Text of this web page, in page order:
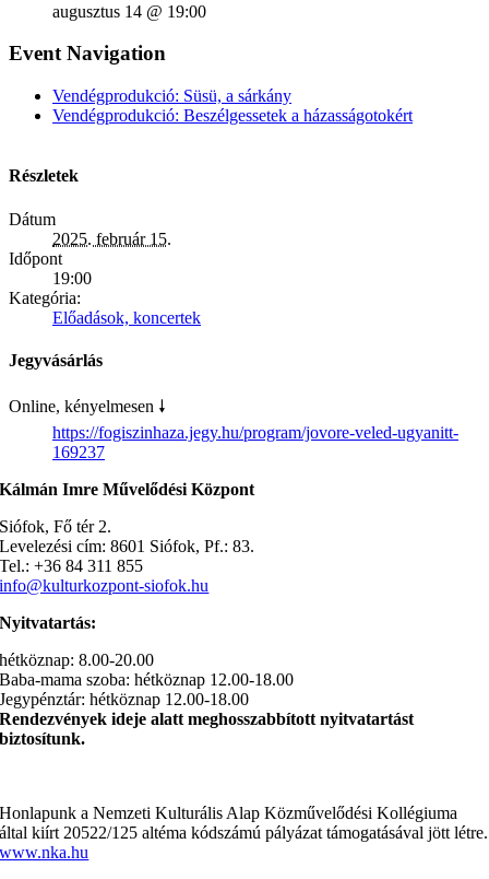
augusztus 14 @ 19:00
Event Navigation
Vendégprodukció: Süsü, a sárkány
Vendégprodukció: Beszélgessetek a házasságotokért
Részletek
Dátum
2025. február 15.
Időpont
19:00
Kategória:
Előadások, koncertek
Jegyvásárlás
Online, kényelmesen 🠗
https://fogiszinhaza.jegy.hu/program/jovore-veled-ugyanitt-
169237
Kálmán Imre Művelődési Központ
Siófok, Fő tér 2.
Levelezési cím: 8601 Siófok, Pf.: 83.
Tel.: +36 84 311 855
info@kulturkozpont-siofok.hu
Nyitvatartás:
hétköznap: 8.00-20.00
Baba-mama szoba: hétköznap 12.00-18.00
Jegypénztár: hétköznap 12.00-18.00
Rendezvények ideje alatt meghosszabbított nyitvatartást
biztosítunk.
Honlapunk a Nemzeti Kulturális Alap Közművelődési Kollégiuma
által kiírt 20522/125 altéma kódszámú pályázat támogatásával jött létre.
www.nka.hu